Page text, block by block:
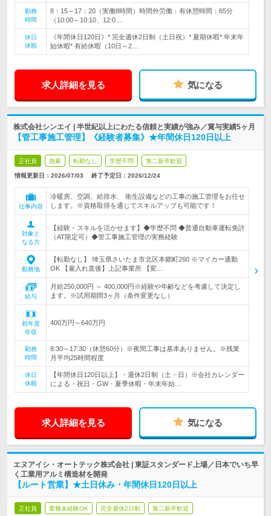
勤務
時間
8：15～17：20（実働8時間）時間外労働：有休憩時間：65分
（10:00～10:10、12:0…
休日
休暇
《年間休日120日》* 完全週休2日制（土日祝）* 夏期休暇* 年末年
始休暇* 有給休暇（10日～2…
求人詳細を見る 気になる
株式会社シンエイ | 半世紀以上にわたる信頼と実績が強み／賞与実績5ヶ月
【管工事施工管理】《経験者募集》★年間休日120日以上
正社員 急募 転勤なし 学歴不問 第二新卒歓迎
情報更新日：2026/07/03 終了予定日： 2026/12/24
仕事内容
冷暖房、空調、給排水、 衛生設備などの工事の施工管理をお任せ
します。※資格取得を通じてスキルアップも可能です！
対象と
なる方
【経験・スキルを活かせます】◆学歴不問 ◆普通自動車運転免許
（AT限定可）◆管工事施工管理の実務経験
勤務地
【転勤なし】 埼玉県さいたま市北区本郷町260 ※マイカー通勤
OK 【雇入れ直後】上記事業所 【変…
給与
月給250,000円 ～ 400,000円※経験や年齢などを考慮して決定し
ます。※試用期間3ヶ月（条件変更なし）
初年度
年収
400万円～640万円
勤務
時間
8:30～17:30（休憩60分）※夜間工事は基本ありません。※残業
月平均25時間程度
休日
休暇
【年間休日120日以上】・週休2日制（土・日）※会社カレンダー
による・祝日・GW・夏季休暇・年末年始…
求人詳細を見る 気になる
エヌアイシ・オートテック株式会社 | 東証スタンダード上場／日本でいち早
く工業用アルミ構造材を開発
【ルート営業】★土日休み・年間休日120日以上
正社員 業種未経験OK 完全週休2日制 第二新卒歓迎